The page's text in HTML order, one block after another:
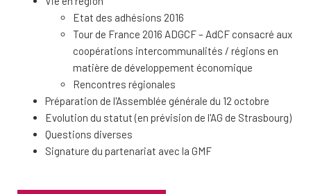
Etat des adhésions 2016
Tour de France 2016 ADGCF – AdCF consacré aux
coopérations intercommunalités / régions en
matière de développement économique
Rencontres régionales
Préparation de l'Assemblée générale du 12 octobre
Evolution du statut (en prévision de l'AG de Strasbourg)
Questions diverses
Signature du partenariat avec la GMF